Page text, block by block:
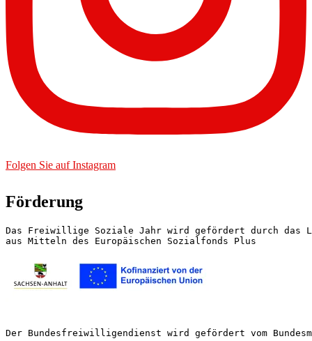
Folgen Sie auf Instagram
Förderung
Das Freiwillige Soziale Jahr wird gefördert durch das
aus Mitteln des Europäischen Sozialfonds Plus
Der Bundesfreiwilligendienst wird gefördert vom